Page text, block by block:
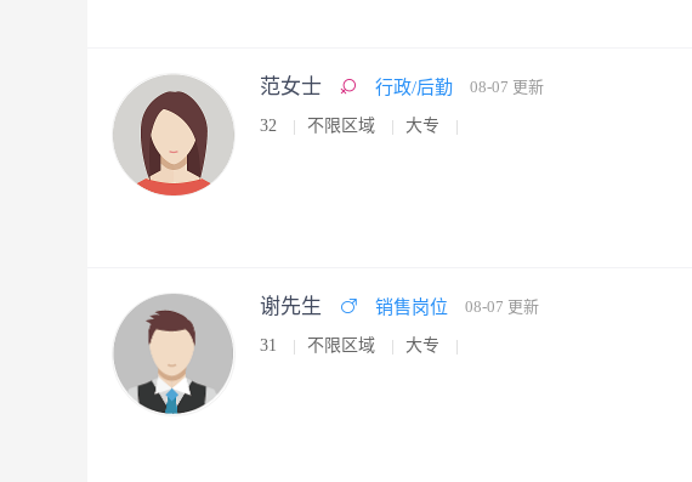
范女士 行政/后勤 08-07 更新
32 不限区域 大专
谢先生 销售岗位 08-07 更新
31 不限区域 大专